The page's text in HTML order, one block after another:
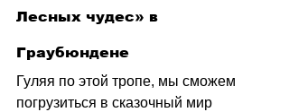
Лесных чудес» в
Граубюндене
Гуляя по этой тропе, мы сможем
погрузиться в сказочный мир